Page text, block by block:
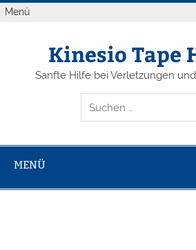
Zum
Inhalt
Menü
Kinesio Tape
Sanfte Hilfe bei Verletzungen
MENÜ